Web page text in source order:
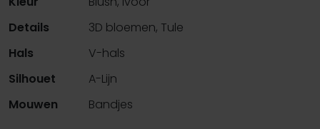
Details
3D bloemen, Tule
Hals
V-hals
Silhouet
A-Lijn
Mouwen
Bandjes